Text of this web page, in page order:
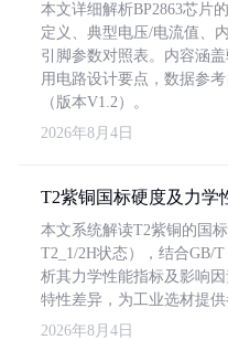
本文详细解析BP2863芯片
定义、典型电压/电流值、
引脚参数对照表。内容涵
用电路设计要点，数据参
（版本V1.2）。
2026年8月4日
T2紫铜国标硬度及力学
本文系统解读T2紫铜的国
T2_1/2H状态），结合GB/
析其力学性能指标及影响
特性差异，为工业选材提供
2026年8月4日